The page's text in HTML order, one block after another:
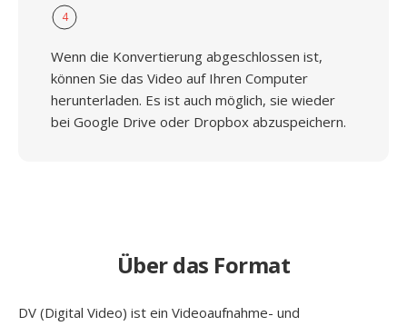
4
Wenn die Konvertierung abgeschlossen ist,
können Sie das Video auf Ihren Computer
herunterladen. Es ist auch möglich, sie wieder
bei Google Drive oder Dropbox abzuspeichern.
Über das Format
DV (Digital Video) ist ein Videoaufnahme- und